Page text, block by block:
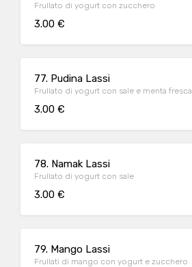
Frullato di yogurt con zucchero
3.00 €
77. Pudina Lassi
Frullato di yogurt con sale e menta fresca
3.00 €
78. Namak Lassi
Frullato di yogurt con sale
3.00 €
79. Mango Lassi
Frullati di mango con yogurt e zucchero